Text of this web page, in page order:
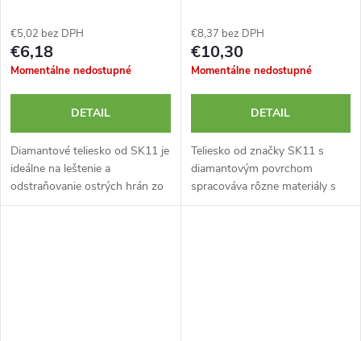
€5,02 bez DPH
€6,18
Momentálne nedostupné
DETAIL
Diamantové teliesko od SK11 je
ideálne na leštenie a
odstraňovanie ostrých hrán zo
železa, skla, kameňa alebo
€8,37 bez DPH
€10,30
Momentálne nedostupné
DETAIL
Teliesko od značky SK11 s
diamantovým povrchom
spracováva rôzne materiály s
odolnosťou a presnosťou.